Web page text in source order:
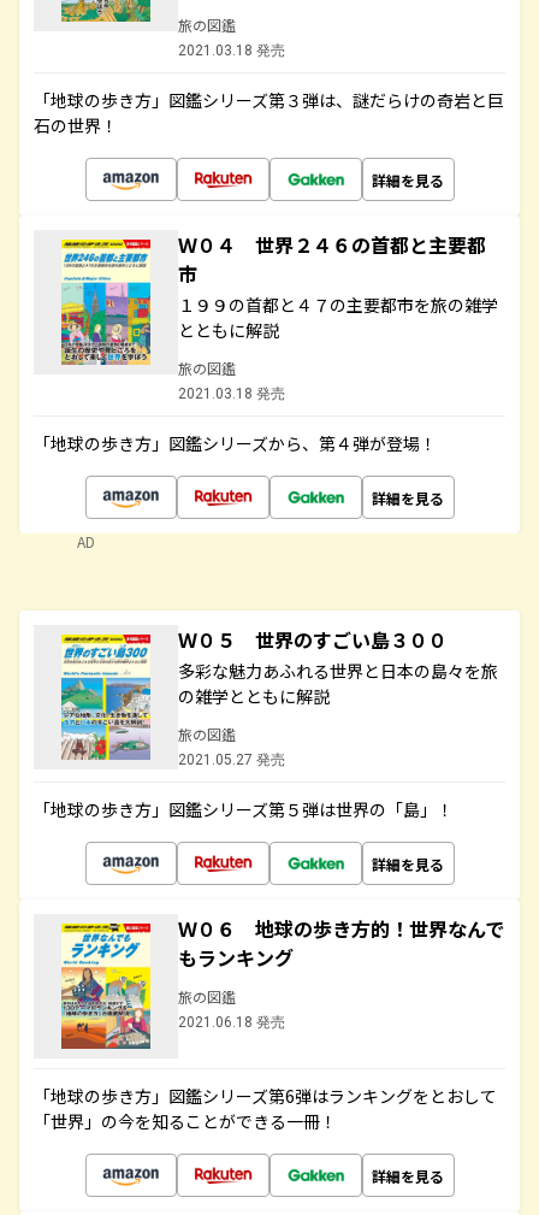
旅の図鑑
2021.03.18 発売
「地球の歩き方」図鑑シリーズ第３弾は、謎だらけの奇岩と巨
石の世界！
詳細を見る
Ｗ０４ 世界２４６の首都と主要都
市
１９９の首都と４７の主要都市を旅の雑学
とともに解説
旅の図鑑
2021.03.18 発売
「地球の歩き方」図鑑シリーズから、第４弾が登場！
詳細を見る
AD
Ｗ０５ 世界のすごい島３００
多彩な魅力あふれる世界と日本の島々を旅
の雑学とともに解説
旅の図鑑
2021.05.27 発売
「地球の歩き方」図鑑シリーズ第５弾は世界の「島」！
詳細を見る
Ｗ０６ 地球の歩き方的！世界なんで
もランキング
旅の図鑑
2021.06.18 発売
「地球の歩き方」図鑑シリーズ第6弾はランキングをとおして
「世界」の今を知ることができる一冊！
詳細を見る